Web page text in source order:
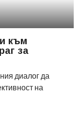
към
за
диалог да
на